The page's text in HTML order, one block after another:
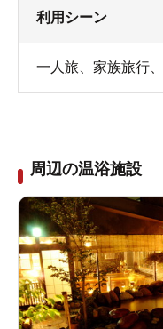
利用シーン
一人旅 家族旅行
周辺の温浴施設